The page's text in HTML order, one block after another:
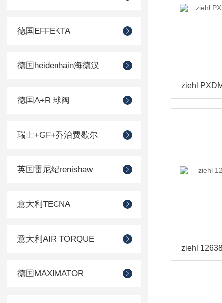
德国EFFEKTA
德国heidenhain海德汉
德国A+R 球阀
瑞士+GF+乔治费歇尔
英国雷尼绍renishaw
意大利TECNA
意大利AIR TORQUE
德国MAXIMATOR